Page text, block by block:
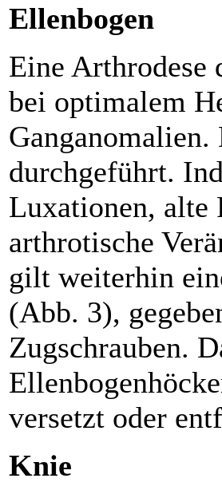
Ellenbogen
Eine Arthrodese
bei optimalem
durchgeführt.
Luxationen, alte
arthrotische
gilt weiterhin
(Abb. 3),
Zugschrauben.
versetzt oder
Knie